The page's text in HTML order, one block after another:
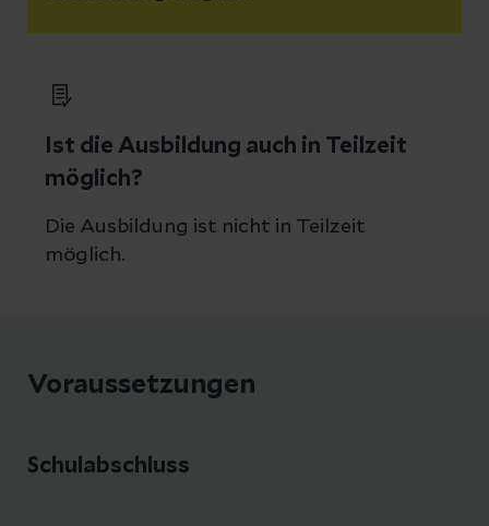
Ist die Ausbildung auch in Teilzeit
möglich?
Die Ausbildung ist nicht in Teilzeit
möglich.
Voraussetzungen
Schulabschluss